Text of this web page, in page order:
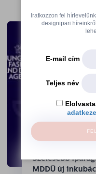
Szélesebb
MDDÜ új
Iratkozzon fel
designipari
E-mail cím
Teljes név